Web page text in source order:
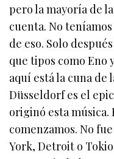
pero la mayoría de
cuenta. No
de eso. Solo
que tipos como Eno
aquí está la cuna de
Düsseldorf es el
originó esta música.
comenzamos. No
York, Detroit o